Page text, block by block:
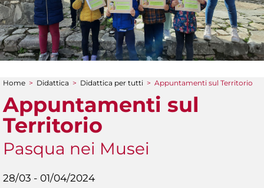
Tu sei qui
Home > Didattica > Didattica per tutti > Appuntamenti sul Territorio
Appuntamenti sul
Territorio
Pasqua nei Musei
28/03 - 01/04/2024